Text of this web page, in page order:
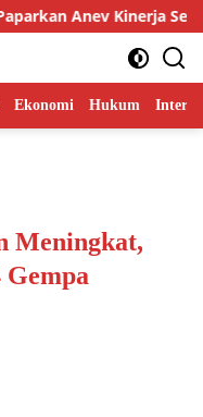
Anev Kinerja Semester I
Ekonomi Hukum
Meningkat,
Gempa